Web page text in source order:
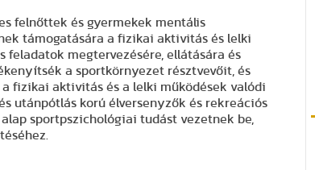
felnőttek és gyermekek mentális
támogatására a fizikai aktivitás és lelki
feladatok megtervezésére, ellátására és
a sportkörnyezet résztvevőit, és
fizikai aktivitás és a lelki működések valódi
utánpótlás korú élversenyzők és rekreációs
sportpszichológiai tudást vezetnek be,